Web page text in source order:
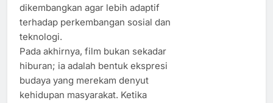
dikembangkan agar lebih adaptif
terhadap perkembangan sosial dan
teknologi.
Pada akhirnya, film bukan sekadar
hiburan; ia adalah bentuk ekspresi
budaya yang merekam denyut
kehidupan masyarakat. Ketika